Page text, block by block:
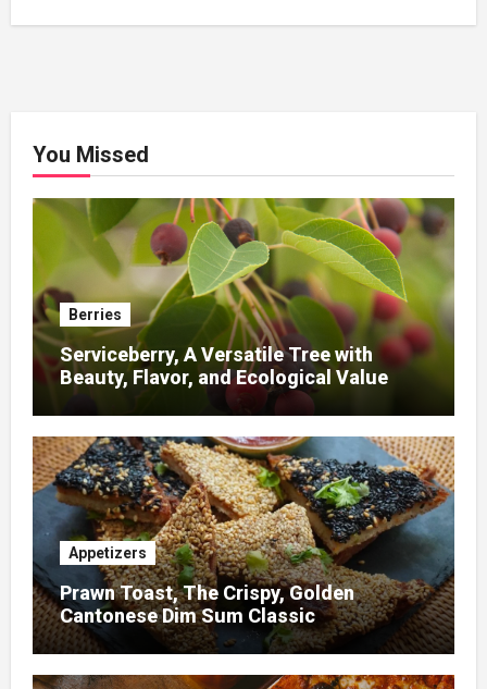
You Missed
Berries
Serviceberry, A Versatile Tree with
Beauty, Flavor, and Ecological Value
Appetizers
Prawn Toast, The Crispy, Golden
Cantonese Dim Sum Classic